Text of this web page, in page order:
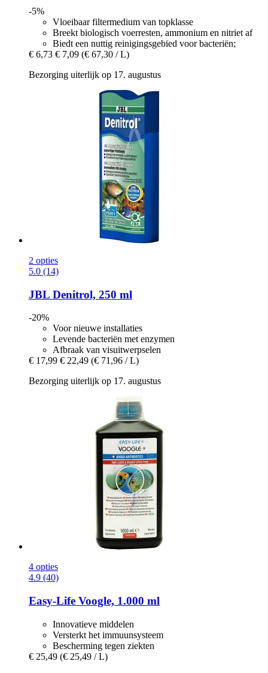
-5%
Vloeibaar filtermedium van topklasse
Breekt biologisch voerresten, ammonium en nitriet af
Biedt een nuttig reinigingsgebied voor bacteriën;
€ 6,73 € 7,09 (€ 67,30 / L)
Bezorging uiterlijk op 17. augustus
2 opties
5.0 (14)
JBL Denitrol, 250 ml
-20%
Voor nieuwe installaties
Levende bacteriën met enzymen
Afbraak van visuitwerpselen
€ 17,99 € 22,49 (€ 71,96 / L)
Bezorging uiterlijk op 17. augustus
4 opties
4.9 (40)
Easy-Life Voogle, 1.000 ml
Innovatieve middelen
Versterkt het immuunsysteem
Bescherming tegen ziekten
€ 25,49 (€ 25,49 / L)